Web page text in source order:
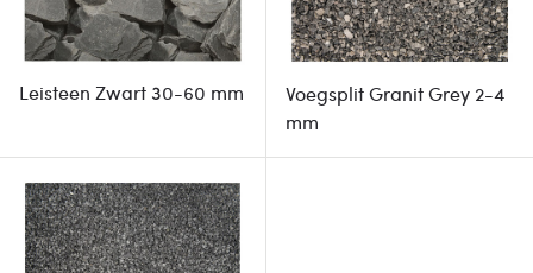
Leisteen Zwart 30-60 mm
Voegsplit Granit Grey 2-4
mm